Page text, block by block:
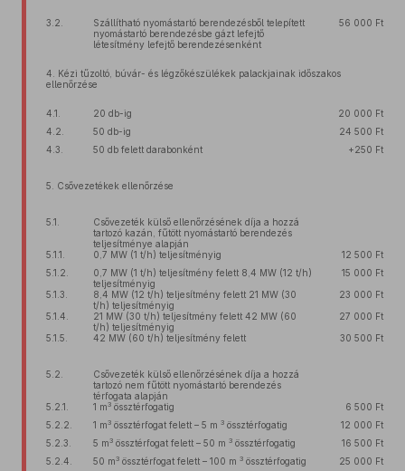
3.2.
Szállítható nyomástartó berendezésből telepített
nyomástartó berendezésbe gázt lefejtő
létesítmény lefejtő berendezésenként
56 000 Ft
4. Kézi tűzoltó, búvár- és légzőkészülékek palackjainak időszakos
ellenőrzése
4.1. 20 db-ig
20 000 Ft
4.2.
50 db-ig
24 500 Ft
4.3.
50 db felett darabonként +250 Ft
5. Csővezetékek ellenőrzése
5.1.
Csővezeték külső ellenőrzésének díja a hozzá
tartozó kazán, fűtött nyomástartó berendezés
teljesítménye alapján
5.1.1.
0,7 MW (1 t/h) teljesítményig
12 500 Ft
5.1.2.
0,7 MW (1 t/h) teljesítmény felett 8,4 MW (12 t/h)
teljesítményig
15 000 Ft
5.1.3.
8,4 MW (12 t/h) teljesítmény felett 21 MW (30
t/h) teljesítményig
23 000 Ft
5.1.4.
21 MW (30 t/h) teljesítmény felett 42 MW (60
t/h) teljesítményig
27 000 Ft
5.1.5.
42 MW (60 t/h) teljesítmény felett 30 500 Ft
5.2.
Csővezeték külső ellenőrzésének díja a hozzá
tartozó nem fűtött nyomástartó berendezés
térfogata alapján
5.2.1.
1 m 3össztérfogatig
6 500 Ft
5.2.2.
1 m 3össztérfogat felett – 5 m 3össztérfogatig
12 000 Ft
5.2.3.
5 m 3össztérfogat felett – 50 m 3össztérfogatig
16 500 Ft
5.2.4.
50 m 3össztérfogat felett – 100 m 3össztérfogatig
25 000 Ft